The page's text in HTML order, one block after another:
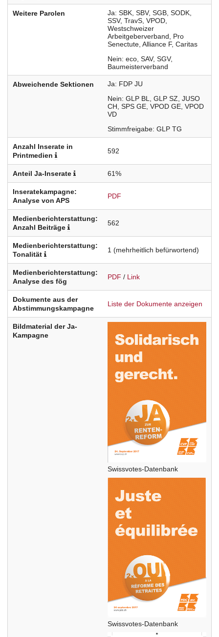
Weitere Parolen Ja SBK SBV SGB SODK
SSV TravS VPOD
Westschweizer
Arbeitgeberverband
Pro
Senectute Alliance F Caritas
Nein eco SAV SGV
Baumeisterverband
Abweichende Sektionen Ja FDP JU
Nein GLP BL GLP SZ JUSO
CH SPS GE VPOD GE VPOD
VD
Stimmfreigabe GLP TG
Anzahl Inserate in
Printmedien
592
Anteil Ja-Inserate 61%
Inseratekampagne:
Analyse von APS
PDF
Medienberichterstattung:
Anzahl Beiträge
562
Medienberichterstattung:
Tonalität
1 (mehrheitlich befürwortend)
Medienberichterstattung:
Analyse des fög
PDF / Link
Dokumente aus der
Abstimmungskampagne
Liste der Dokumente anzeigen
Bildmaterial der Ja-
Kampagne
Swissvotes-Datenbank
Swissvotes-Datenbank